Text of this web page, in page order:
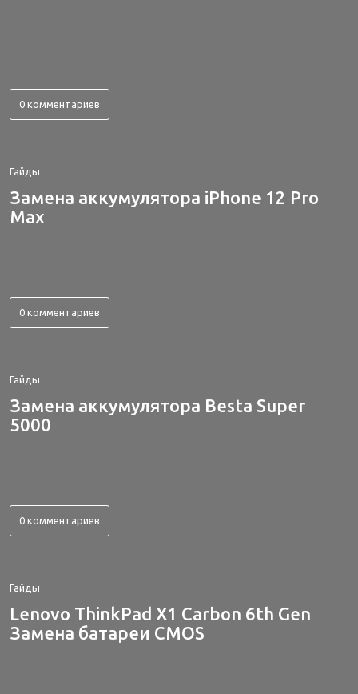
0 комментариев
Гайды
Замена аккумулятора iPhone 12 Pro
Max
0 комментариев
Гайды
Замена аккумулятора Besta Super
5000
0 комментариев
Гайды
Lenovo ThinkPad X1 Carbon 6th Gen
Замена батареи CMOS